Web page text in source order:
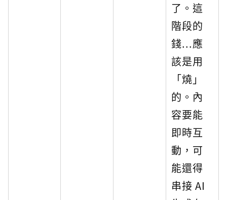
了。這
階段的
錢...應
該是用
「燒」
的。內
容要能
即時互
動，可
能還得
串接 AI